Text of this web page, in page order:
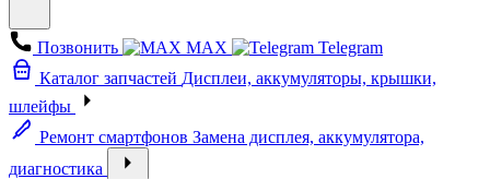
Позвонить MAX
Telegram
Каталог запчастей Дисплеи, аккумуляторы, крышки,
шлейфы
Ремонт смартфонов Замена дисплея, аккумулятора,
диагностика